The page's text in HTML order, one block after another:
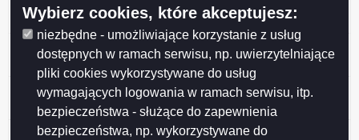
Wybierz cookies, które akceptujesz:
niezbędne - umożliwiające korzystanie z usług
dostępnych w ramach serwisu, np. uwierzytelniające
pliki cookies wykorzystywane do usług
wymagających logowania w ramach serwisu, itp.
bezpieczeństwa - służące do zapewnienia
bezpieczeństwa, np. wykorzystywane do
(WSU_SUWALKI_DUBOWODRUGIE1)
Zgłoszeniie zmian w instalacji9 24563 (97004N!)
Bakałarzewska 21
Zgłoszenie zmian w instalacji 24565 (97005N!) W.
Polskiego 100
Informacja o zmianie danych w zakresie wielkości i